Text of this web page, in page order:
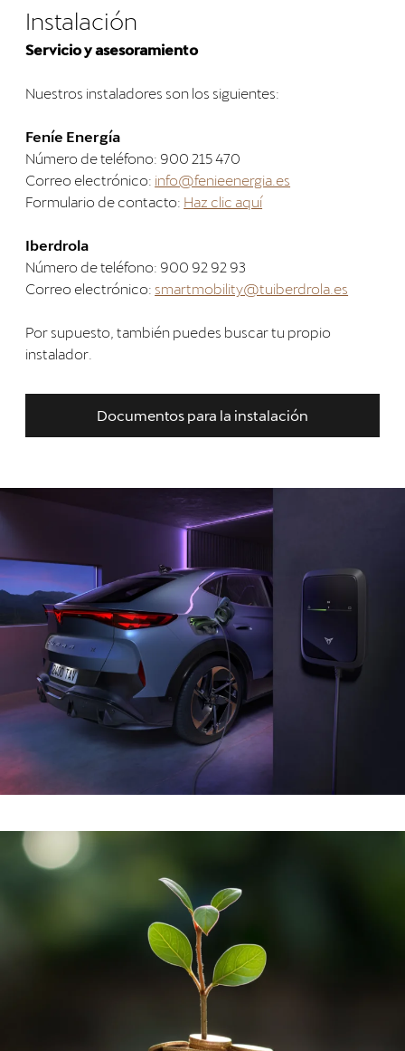
Instalación
Servicio y asesoramiento
Nuestros instaladores son los siguientes:
Feníe Energía
Número de teléfono: 900 215 470
Correo electrónico: info@fenieenergia.es
Formulario de contacto: Haz clic aquí
Iberdrola
Número de teléfono: 900 92 92 93
Correo electrónico:smartmobility@tuiberdrola.es
Por supuesto, también puedes buscar tu propio
instalador.
Documentos para la instalación